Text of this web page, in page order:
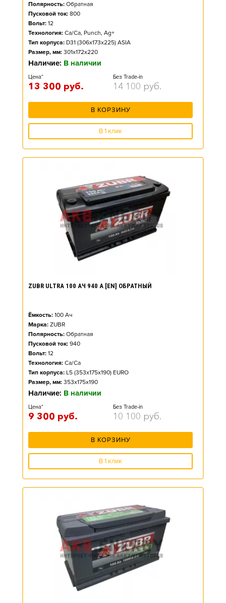
Полярность: Обратная
Пусковой ток: 800
Вольт: 12
Технология: Ca/Ca, Punch, Ag+
Тип корпуса: D31 (306x173x225) ASIA
Размер, мм: 301x172x220
Наличие: В наличии
Цена*
13 300 руб.
Без Trade-in
14 100 руб.
В КОРЗИНУ
В 1 клик
ZUBR ULTRA 100 АЧ 940 А [EN] ОБРАТНЫЙ
Ёмкость: 100 Ач
Марка: ZUBR
Полярность: Обратная
Пусковой ток: 940
Вольт: 12
Технология: Ca/Ca
Тип корпуса: L5 (353x175x190) EURO
Размер, мм: 353x175x190
Наличие: В наличии
Цена*
9 300 руб.
Без Trade-in
10 100 руб.
В КОРЗИНУ
В 1 клик